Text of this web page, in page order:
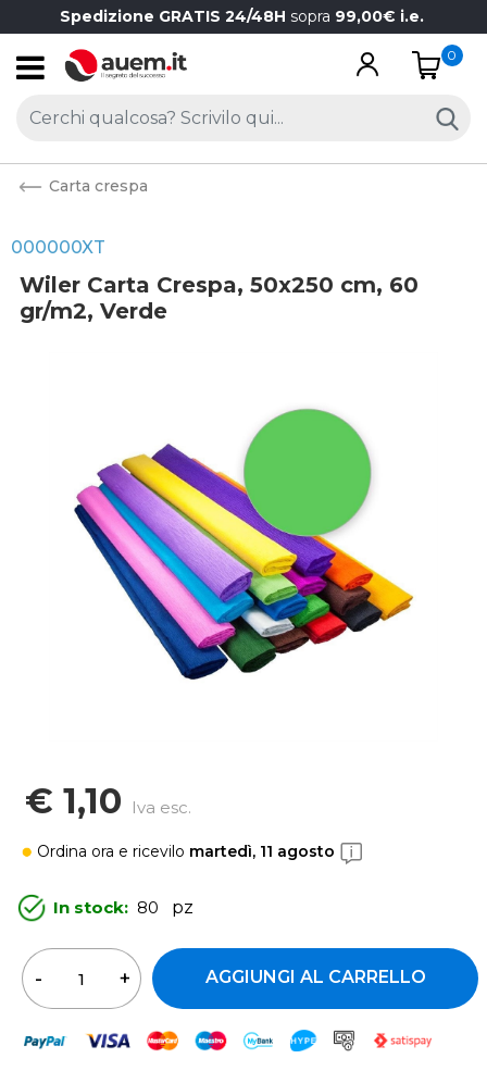
Spedizione GRATIS 24/48H sopra 99,00€ i.e.
Open
0
Carta crespa
000000XT
Wiler Carta Crespa, 50x250 cm, 60
gr/m2, Verde
€ 1,10 Iva esc.
Ordina ora e ricevilo martedì, 11 agosto
In stock: 80 pz
AGGIUNGI AL CARRELLO